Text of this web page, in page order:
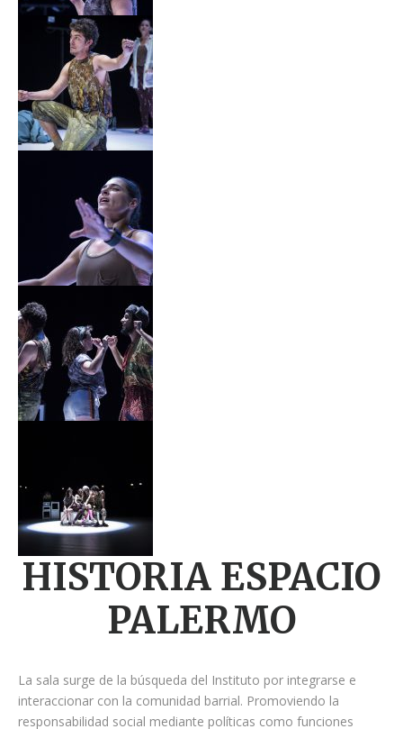
HISTORIA ESPACIO
PALERMO
La sala surge de la búsqueda del Instituto por integrarse e
interaccionar con la comunidad barrial. Promoviendo la
responsabilidad social mediante políticas como funciones